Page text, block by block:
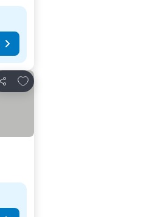
Teilen
Zu Favoriten hinzufügen